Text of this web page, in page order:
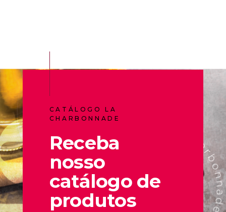
CATÁLOGO LA
CHARBONNADE
Receba
nosso
catálogo de
produtos